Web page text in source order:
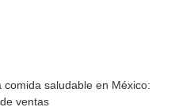
comida saludable en México:
ventas